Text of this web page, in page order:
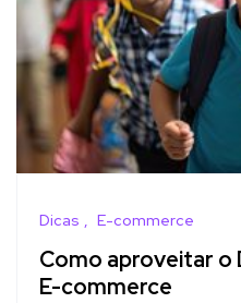
Dicas E-commerce
Como aproveitar o
E-commerce